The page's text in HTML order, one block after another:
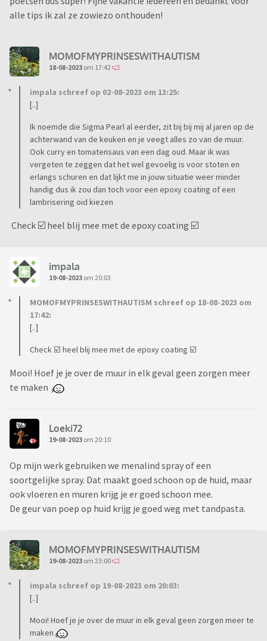
alle tips ik zal ze zowiezo onthouden!
MOMOFMYPRINSESWITHAUTISM
18-08-2023 om 17:42
impala schreef op 02-08-2023 om 13:25:
[..]
Ik noemde die Sigma Pearl al eerder, zit bij bij mij al jaren op de
achterwand van de keuken en je veegt alles zo van de muur.
Ook curry en tomatensaus van een dag oud. Maar ik was
vergeten te zeggen dat het wel gevoelig is voor stoten en
erlangs schuren en dat lijkt me in jouw situatie weer minder
handig dus ik zou dan toch voor een epoxy coating of een
lambrisering oid kiezen
Check ☑️ heel blij mee met de epoxy coating ☑️
impala
19-08-2023 om 20:03
MOMOFMYPRINSESWITHAUTISM schreef op 18-08-2023 om
17:42:
[..]
Check ☑️ heel blij mee met de epoxy coating ☑️
Mooi! Hoef je je over de muur in elk geval geen zorgen meer
te maken
Loeki72
19-08-2023 om 20:10
Op mijn werk gebruiken we menalind spray of een
soortgelijke spray. Dat maakt goed schoon op de huid, maar
ook vloeren en muren krijg je er goed schoon mee.
De geur van poep op huid krijg je goed weg met tandpasta.
MOMOFMYPRINSESWITHAUTISM
19-08-2023 om 23:00
impala schreef op 19-08-2023 om 20:03:
[..]
Mooi! Hoef je je over de muur in elk geval geen zorgen meer te
maken